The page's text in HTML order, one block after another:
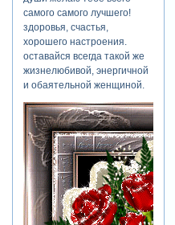
самого самого лучшего!
здоровья, счастья,
хорошего настроения.
оставайся всегда такой же
жизнелюбивой, энергичной
и обаятельной женщиной.